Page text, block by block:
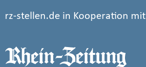
rz-stellen.de in Kooperation mit